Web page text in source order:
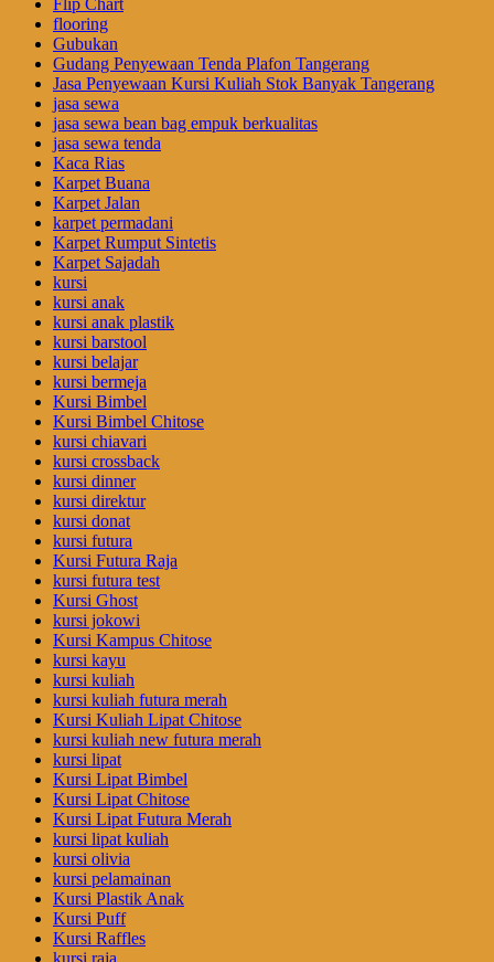
Flip Chart
flooring
Gubukan
Gudang Penyewaan Tenda Plafon Tangerang
Jasa Penyewaan Kursi Kuliah Stok Banyak Tangerang
jasa sewa
jasa sewa bean bag empuk berkualitas
jasa sewa tenda
Kaca Rias
Karpet Buana
Karpet Jalan
karpet permadani
Karpet Rumput Sintetis
Karpet Sajadah
kursi
kursi anak
kursi anak plastik
kursi barstool
kursi belajar
kursi bermeja
Kursi Bimbel
Kursi Bimbel Chitose
kursi chiavari
kursi crossback
kursi dinner
kursi direktur
kursi donat
kursi futura
Kursi Futura Raja
kursi futura test
Kursi Ghost
kursi jokowi
Kursi Kampus Chitose
kursi kayu
kursi kuliah
kursi kuliah futura merah
Kursi Kuliah Lipat Chitose
kursi kuliah new futura merah
kursi lipat
Kursi Lipat Bimbel
Kursi Lipat Chitose
Kursi Lipat Futura Merah
kursi lipat kuliah
kursi olivia
kursi pelamainan
Kursi Plastik Anak
Kursi Puff
Kursi Raffles